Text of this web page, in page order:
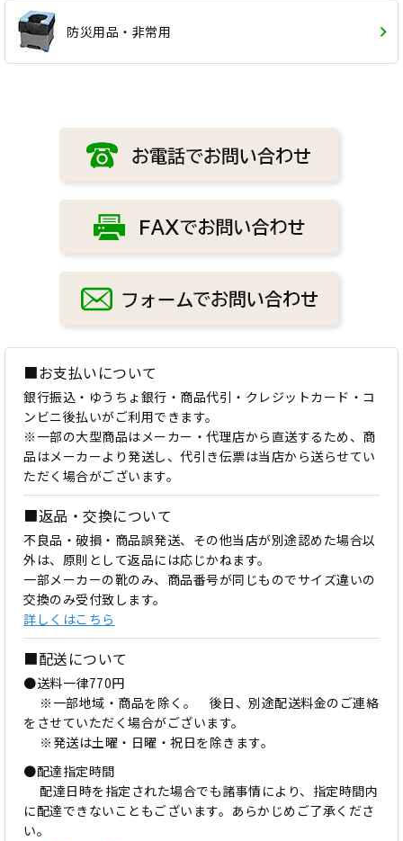
防災用品・非常用
■お支払いについて
銀行振込・ゆうちょ銀行・商品代引・クレジットカード・コ
ンビニ後払いがご利用できます。
※一部の大型商品はメーカー・代理店から直送するため、商
品はメーカーより発送し、代引き伝票は当店から送らせてい
ただく場合がございます。
■返品・交換について
不良品・破損・商品誤発送、その他当店が別途認めた場合以
外は、原則として返品には応じかねます。
一部メーカーの靴のみ、商品番号が同じものでサイズ違いの
交換のみ受付致します。
詳しくはこちら
■配送について
●送料一律770円
※一部地域・商品を除く。 後日、別途配送料金のご連絡
をさせていただく場合がございます。
※発送は土曜・日曜・祝日を除きます。
●配達指定時間
配達日時を指定された場合でも諸事情により、指定時間内
に配達できないこともございます。あらかじめご了承くださ
い。